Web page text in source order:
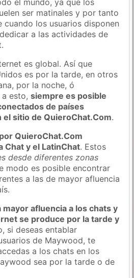
ser matinales y por tanto
los usuarios disponen
a las actividades de
es global. Así que
es por la tarde, en otros
por la noche, ó
a esto,siempre es posible
de países
el sitio de QuieroChat.Com.
QuieroChat.Com
Chat y el LatinChat. Estos
desde diferentes zonas
modo es posible encontrar
a las de mayor afluencia
mayor afluencia a los chats y
se produce por la tarde y
si deseas entablar
de Maywood, te
a los chats en los
sea por la tarde o de